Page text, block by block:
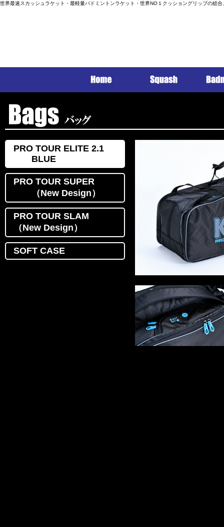
世界最速スカッシュラケット・最軽量バドミントンラケット・世界NO１クッショングリップの総
PRO TOUR ELITE 2.1
BLUE
PRO TOUR SUPER
（New Design）
PRO TOUR SLAM
（New Design）
SOFT CASE